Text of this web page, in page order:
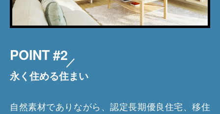
POINT #2
永く住める住まい
自然素材でありながら、認定長期優良住宅、移住